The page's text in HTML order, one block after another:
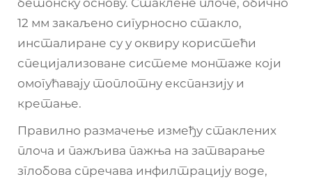
бетонску основу. Стаклене плоче, обично
12 мм закаљено сигурносно стакло,
инсталиране су у оквиру користећи
специјализоване системе монтаже који
омогућавају топлотну експанзију и
кретање.
Правилно размачење између стаклених
плоча и пажљива пажња на затварање
зглобова спречава инфилтрацију воде,